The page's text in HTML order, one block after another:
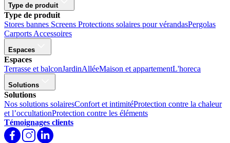
Type de produit
Type de produit
Stores bannes Screens Protections solaires pour vérandasPergolas
CarportsAccessoires
Espaces
Espaces
Terrasse et balconJardinAlléeMaison et appartementL'horeca
Solutions
Solutions
Nos solutions solairesConfort et intimitéProtection contre la chaleur
et l’occultationProtection contre les éléments
Témoignages clients